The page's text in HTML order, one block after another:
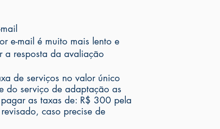
e-mail é muito mais lento e
a resposta da avaliação
de serviços no valor único
do serviço de adaptação as
as taxas de: R$ 300 pela
caso precise de